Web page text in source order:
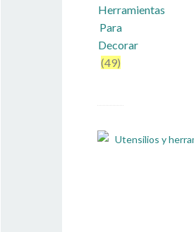
Herramientas
Para
Decorar
(49)